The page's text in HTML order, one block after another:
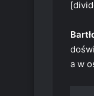
a w